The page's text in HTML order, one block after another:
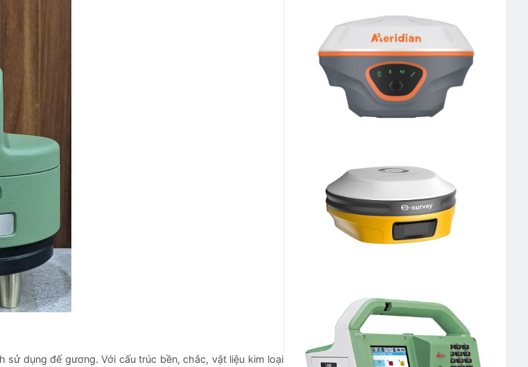
sử dụng đế gương. Với cấu trúc bền, chắc, vật liệu kim loại